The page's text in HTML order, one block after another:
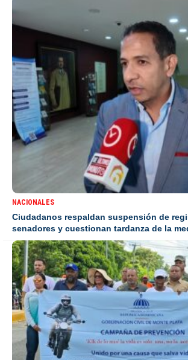
NACIONALES
Ciudadanos respaldan suspensión de
senadores y cuestionan tardanza de la